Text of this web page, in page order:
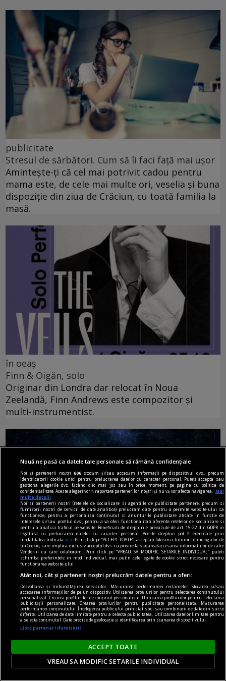
publicitate
Stresul de sărbători. Cum să îi faci față mai ușor
Amintește-ți că cel mai potrivit cadou pentru
mama este, de cele mai multe ori, veselia și buna
dispoziție din ziua de Crăciun, cu toată familia la
masă.
în oeaș
Finn & Oigăn, solo
Originar din Londra dar relocat în Noua
Zeelandă, Finn Andrews este compozitor și
multi-instrumentist.
material susținut de philip morris românia
Philip Morris International lansează în România
prima ediție limitată IQOS ILUMA – descoperă
IQOS ILUMA STARDRIFT
Philip Morris International (PMI) lansează la
finalul acestei luni IQOS ILUMA STARDRIFT,
prima ediție limitată a celui mai inovator produs
din portofoliul său de alternative fără fum.
Nouă ne pasă ca datele tale personale să rămână confidențiale
Noi și partenerii noștri606 stocăm și/sau accesăm informații pe dispozitivul dvs., precum
identificatorii cookie unici pentru prelucrarea datelor cu caracter personal. Puteți accepta sau
gestiona alegerile dvs. făcând clic mai jos sau în orice moment, pe pagina cu politica de
confidențialitate. Aceste alegeri vor fi raportate partenerilor noștri și nu vă vor afecta navigarea.
Mai
multe detalii
Noi si partenerii nostri (retelele de socializare si agentiile de publicitate partenere, precum si
furnizorii nostri de servicii de date analitice) prelucram date pentru a permite website-ului sa
functioneze, pentru a personaliza continutul si anunturile publicitare afisate in functie de
interesele si/sau profilul dvs., pentru a va oferi functionalitati aferente retelelor de socializare si
pentru a analiza traficul pe website. Beneficiati de drepturile prevazute de art. 15-22 din GDPR in
legatura cu prelucrarea datelor cu caracter personal. Aceste drepturi pot fi exercitate prin
modalitatea indicataaici
. Prin click pe “ACCEPT TOATE”, acceptati folosirea tuturor Tehnologiilor de
tip Cookie, care implica inclusiv acceptul dvs. cu privire la stocarea/accesarea informatiilor de catre
Vendor-ii cu care colaboram. Prin click pe “VREAU SA MODIFIC SETARILE INDIVIDUAL” puteti
schimba preferintele in mod individual, mai putin cele legate de cookie strict necesare pentru
functionarea website-ului.
Atât noi, cât și partenerii noștri prelucrăm datele pentru a oferi:
Dezvoltarea și îmbunătățirea serviciilor. Măsurarea performanței reclamelor. Stocarea și/sau
accesarea informațiilor de pe un dispozitiv. Utilizarea profilurilor pentru selectarea conținutului
personalizat. Crearea profilurilor de conținut personalizat. Utilizarea profilurilor pentru selectarea
publicității personalizate. Crearea profilurilor pentru publicitate personalizată. Măsurarea
performanței conținutului. Înțelegerea publicului prin statistici sau combinații de date din surse
diferite. Utilizarea de date limitate pentru a selecta publicitatea. Utilizarea datelor limitate pentru
a selecta conținutul. Date precise de geolocație și identificarea prin scanarea dispozitivului.
Listă parteneri (furnizori)
ACCEPT TOATE
VREAU SA MODIFIC SETARILE INDIVIDUAL